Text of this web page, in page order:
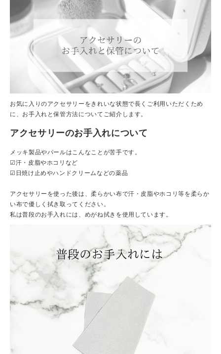
お気に入りのアクセサリーをきれいな状態で長くご利用いただくため
に、お手入れと保管方法についてご紹介します。
アクセサリーのお手入れについて
メッキ製品やパールはこんなことが苦手です。
☑汗・皮脂やホコリなど
☑日焼け止めやハンドクリームなどの薬品
アクセサリーを使った後は、柔らかい布で汗・皮脂やホコリ等を柔らか
い布で優しく拭き取ってください。
私は普段のお手入れには、めがね拭きを使用しています。